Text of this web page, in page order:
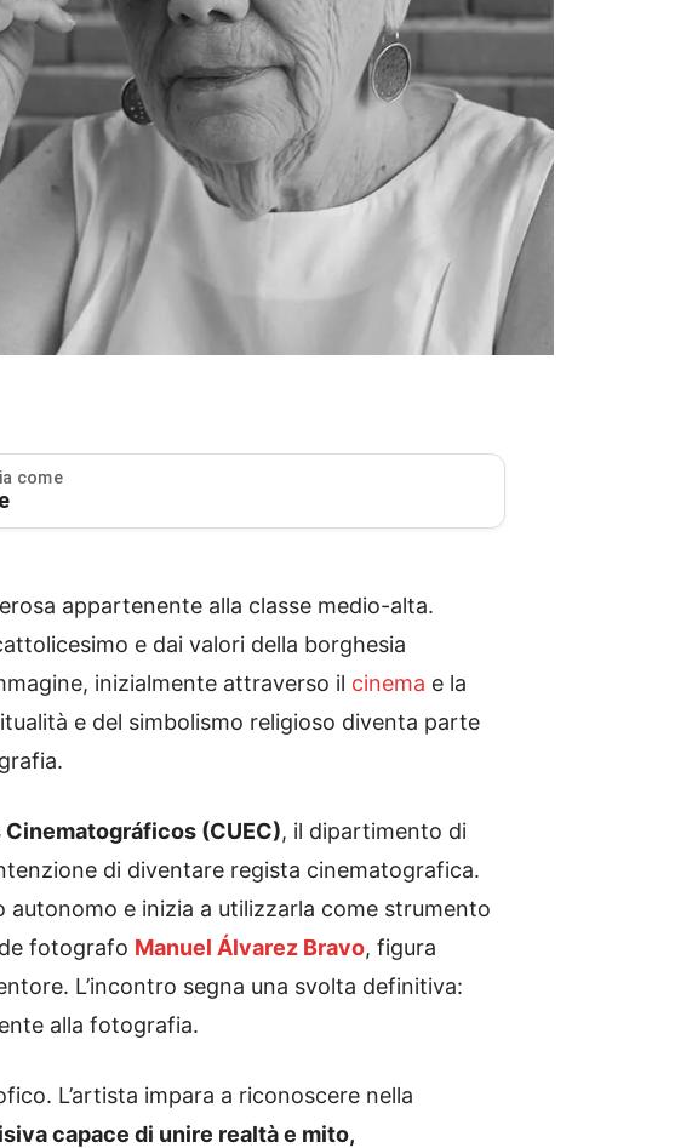
come
appartenente alla classe medio-alta.
e dai valori della borghesia
inizialmente attraverso il cinema e la
e del simbolismo religioso diventa parte
(CUEC), il dipartimento di
di diventare regista cinematografica.
e inizia a utilizzarla come strumento
fotografo Manuel Álvarez Bravo, figura
L’incontro segna una svolta definitiva:
alla fotografia.
L’artista impara a riconoscere nella
capace di unire realtà e mito,